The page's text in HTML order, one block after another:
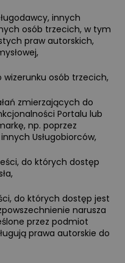
innych
osób trzecich, w tym
praw autorskich,
wizerunku osób trzecich,
zmierzających do
Portalu lub
np. poprzez
Usługobiorców,
do których dostęp
do których dostęp jest
narusza
przez podmiot
prawa autorskie do